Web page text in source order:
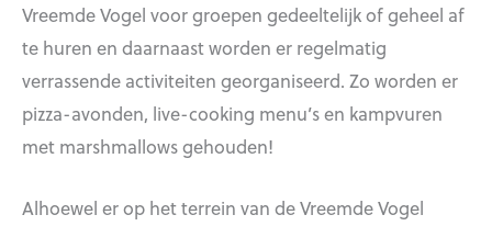
Vreemde Vogel voor groepen gedeeltelijk of geheel af
te huren en daarnaast worden er regelmatig
verrassende activiteiten georganiseerd. Zo worden er
pizza-avonden, live-cooking menu’s en kampvuren
met marshmallows gehouden!
Alhoewel er op het terrein van de Vreemde Vogel